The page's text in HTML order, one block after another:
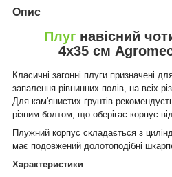
Опис
Плуг навісний
4х35 см
Класичні загонні плуги призначені
запалення рівнинних полів, на всіх
Для кам'янистих ґрунтів
різним болтом, що оберігає корпус
Плужний корпус складається з
має подовжений долотоподібні
Характеристики